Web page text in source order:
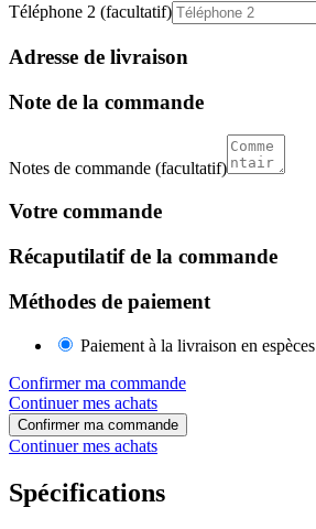
Téléphone 2 (facultatif)
Adresse de livraison
Note de la commande
Notes de commande (facultatif)
Votre commande
Récaputilatif de la commande
Méthodes de paiement
Paiement à la livraison en espèces
Confirmer ma commande
Continuer mes achats
Confirmer ma commande
Continuer mes achats
Spécifications